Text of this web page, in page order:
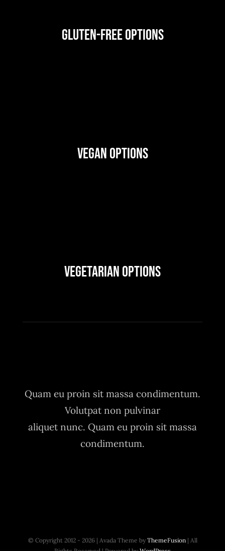
Gluten-Free Options
Vegan Options
Vegetarian Options
Quam eu proin sit massa condimentum.
Volutpat non pulvinar
aliquet nunc. Quam eu proin sit massa
condimentum.
© Copyright 2012 - 2026 | Avada Theme by ThemeFusion| All